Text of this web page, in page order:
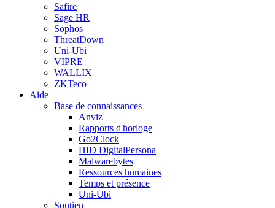
Safire
Sage HR
Sophos
ThreatDown
Uni-Ubi
VIPRE
WALLIX
ZKTeco
Aide
Base de connaissances
Anviz
Rapports d'horloge
Go2Clock
HID DigitalPersona
Malwarebytes
Ressources humaines
Temps et présence
Uni-Ubi
Soutien